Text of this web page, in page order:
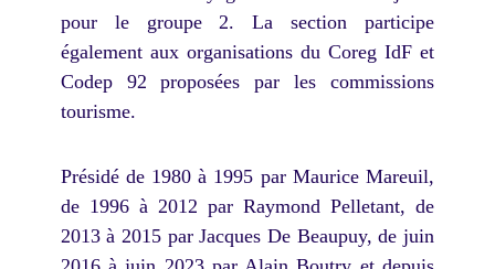
pour le groupe 2. La section participe
également aux organisations du Coreg IdF et
Codep 92 proposées par les commissions
tourisme.
Présidé de 1980 à 1995 par Maurice Mareuil,
de 1996 à 2012 par Raymond Pelletant, de
2013 à 2015 par Jacques De Beaupuy, de juin